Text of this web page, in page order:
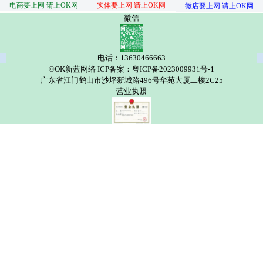
电商要上网 请上OK网
实体要上网 请上OK网 微店要上网 请上OK网
微信
电话：13630466663
©OK新蓝网络 ICP备案：粤ICP备2023009931号-1
广东省江门鹤山市沙坪新城路496号华苑大厦二楼2C25
营业执照